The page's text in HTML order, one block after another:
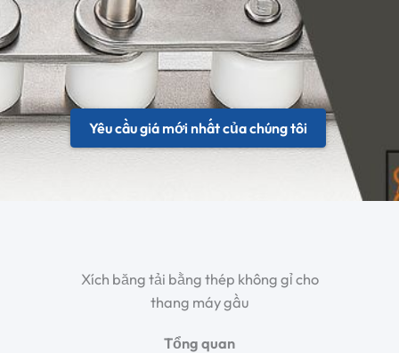
Yêu cầu giá mới nhất của chúng tôi
Xích băng tải bằng thép không gỉ cho
thang máy gầu
Tổng quan